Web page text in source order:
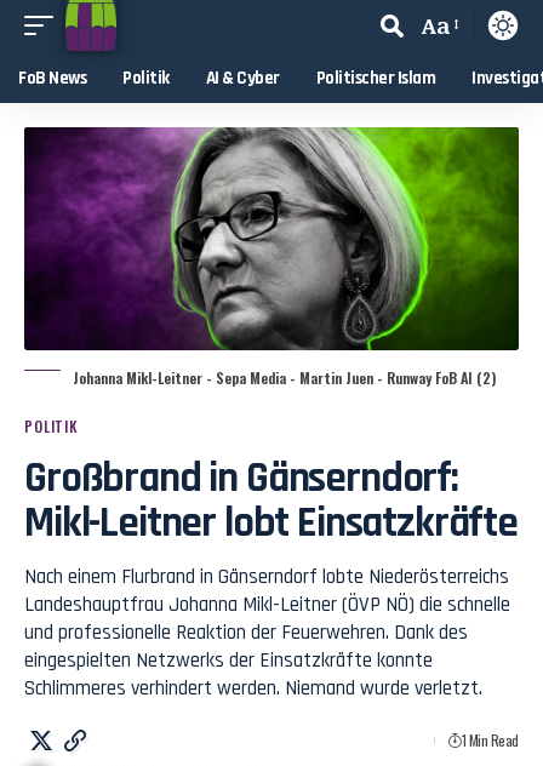
Aa
FoB News Politik AI & Cyber Politischer Islam
Johanna Mikl-Leitner - Sepa Media - Martin Juen - Runway FoB AI (2)
POLITIK
Großbrand in Gänserndorf:
Mikl-Leitner lobt Einsatzkräfte
Nach einem Flurbrand in Gänserndorf lobte Niederösterreichs
Landeshauptfrau Johanna Mikl-Leitner (ÖVP NÖ) die schnelle
und professionelle Reaktion der Feuerwehren. Dank des
eingespielten Netzwerks der Einsatzkräfte konnte
Schlimmeres verhindert werden. Niemand wurde verletzt.
1 Min Read